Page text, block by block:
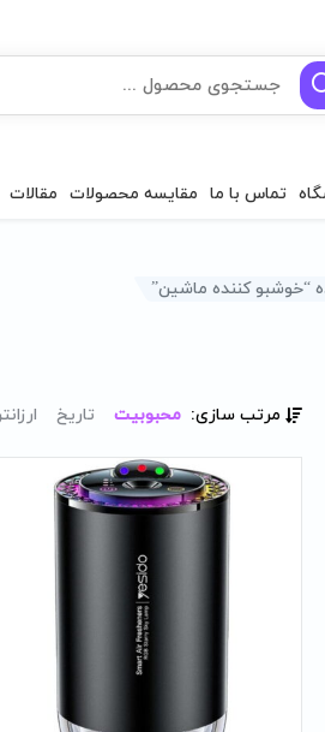
تماس با ما مقایسه محصولات مقالات
کننده ماشین”
مرتب سازی: محبوبیت تاریخ